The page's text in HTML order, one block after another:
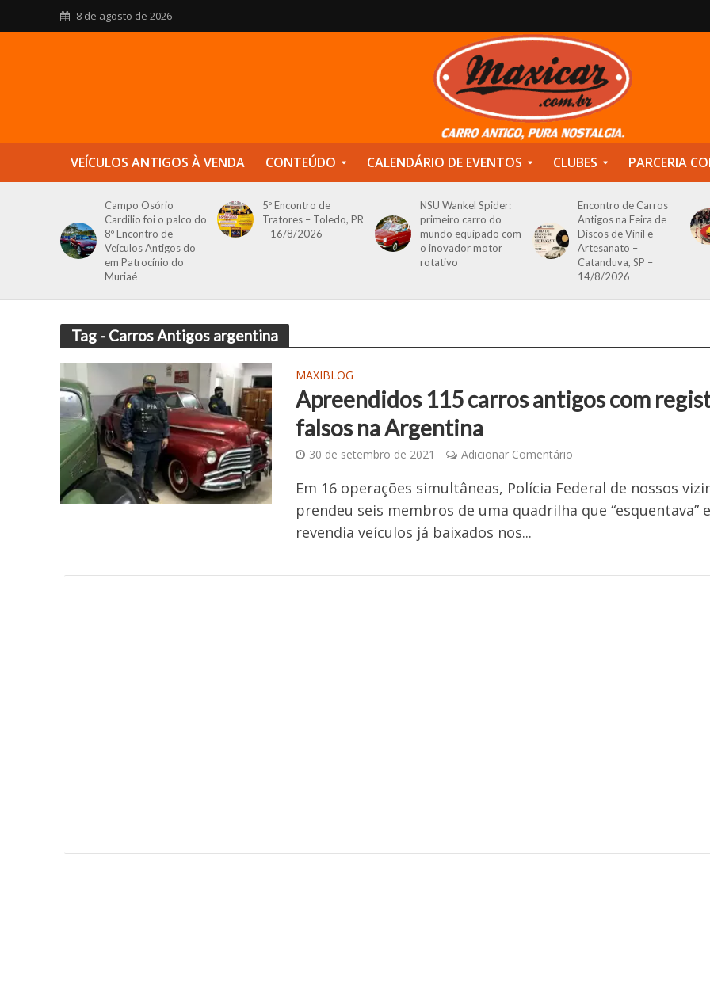
8 de agosto de 2026
VEÍCULOS ANTIGOS À VENDA CONTEÚDO CALENDÁRIO DE EVENTOS CLUBES PARCERIA
Campo Osório
Cardilio foi o palco do
8º Encontro de
Veículos Antigos do
em Patrocínio do
Muriaé
5º Encontro de
Tratores – Toledo, PR
– 16/8/2026
NSU Wankel Spider:
primeiro carro do
mundo equipado com
o inovador motor
rotativo
Encontro de Carros
Antigos na Feira de
Discos de Vinil e
Artesanato –
Catanduva, SP –
14/8/2026
Tag - Carros Antigos argentina
MAXIBLOG
Apreendidos 115 carros antigos com
falsos na Argentina
30 de setembro de 2021 Adicionar Comentário
Em 16 operações simultâneas, Polícia Federal de nossos
prendeu seis membros de uma quadrilha que “esquentava” e
revendia veículos já baixados nos...